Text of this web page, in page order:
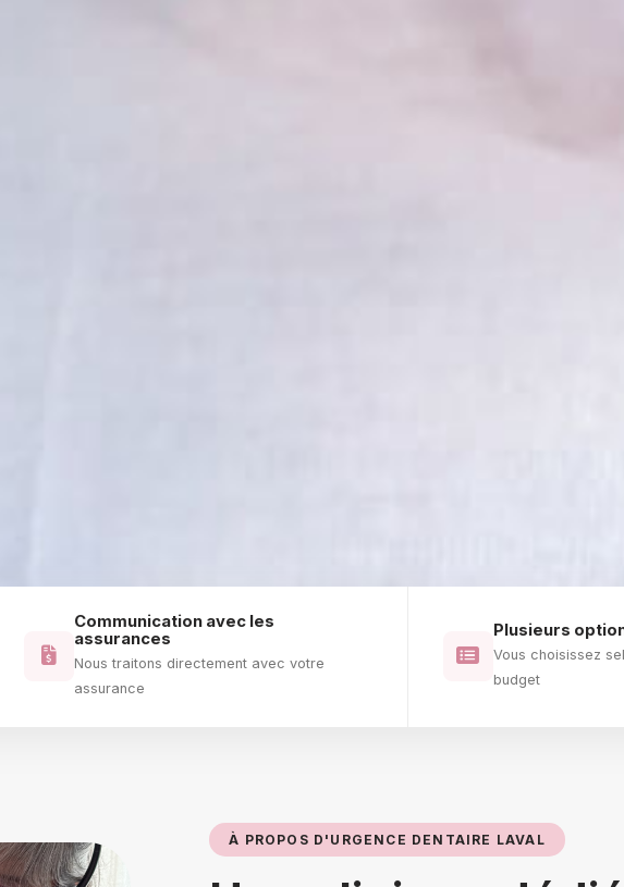
Communication avec les
assurances
Nous traitons directement avec votre
assurance
Plusieurs
Vous choisissez
budget
À PROPOS D'URGENCE DENTAIRE LAVAL